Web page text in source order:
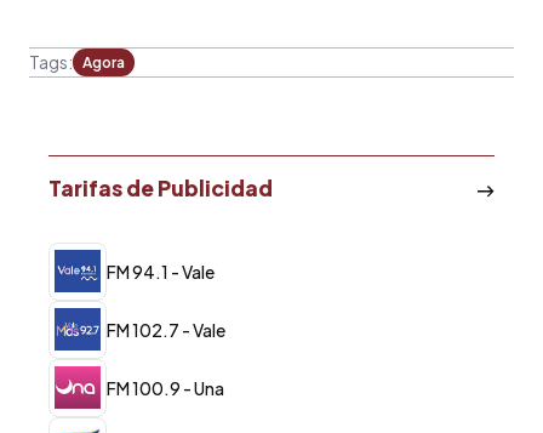
Tags: Agora
Tarifas de Publicidad
FM 94.1 - Vale
FM 102.7 - Vale
FM 100.9 - Una